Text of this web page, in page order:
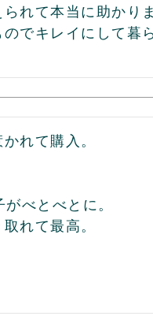
れて本当に助かり
でキレイにして暮
れて購入。
べとべとに。
れて最高。